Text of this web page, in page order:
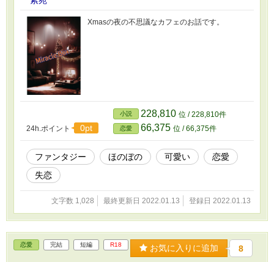
Xmasの夜の不思議なカフェのお話です。
24h.ポイント 0pt
小説 228,810 位 / 228,810件
恋愛 66,375 位 / 66,375件
ファンタジー ほのぼの 可愛い
恋愛
失恋
文字数 1,028 最終更新日 2022.01.13 登録日 2022.01.13
恋愛 完結 短編 R18 お気に入りに追加 8